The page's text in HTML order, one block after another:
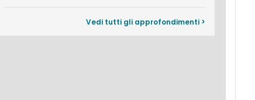
Vedi tutti gli approfondimenti >